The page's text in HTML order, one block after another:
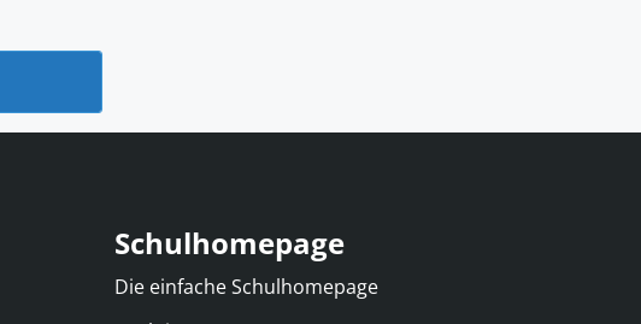
Schulhomepage
Die einfache Schulhomepage